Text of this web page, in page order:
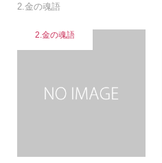
2.金の魂語
2.金の魂語